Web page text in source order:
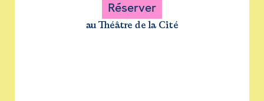
Réserver
au Théâtre de la Cité